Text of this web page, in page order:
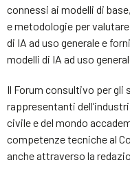
connessi ai modelli di
e metodologie per
di IA ad uso generale e
modelli di IA ad uso
Il Forum consultivo per gli
rappresentanti
civile e del mondo
competenze tecniche al
anche attraverso la